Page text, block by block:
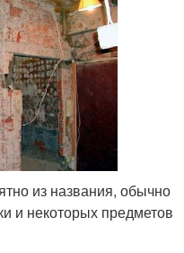
из названия, обычно
и некоторых предметов